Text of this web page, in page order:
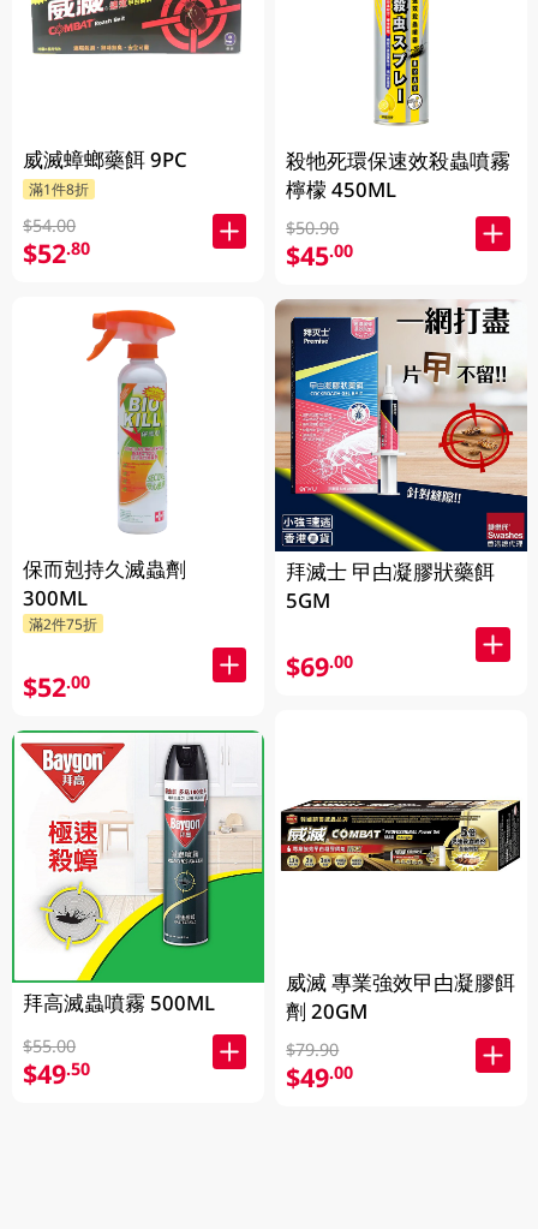
威滅蟑螂藥餌 9PC
滿1件8折
$54.00
$52.80
保而剋持久滅蟲劑
300ML
滿2件75折
$52.00
拜高滅蟲噴霧 500ML
$55.00
$49.50
殺牠死環保速效殺蟲噴霧
檸檬 450ML
$50.90
$45.00
拜滅士 曱甴凝膠狀藥餌
5GM
$69.00
威滅 專業強效曱甴凝膠餌
劑 20GM
$79.90
$49.00